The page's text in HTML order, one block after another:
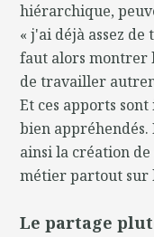
hiérarchique,
« j'ai déjà assez
faut alors montrer
de travailler
Et ces apports
bien
ainsi la création
métier partout
Le partage